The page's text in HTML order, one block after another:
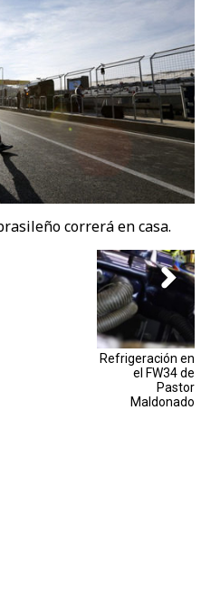
correrá en casa.
Refrigeración en
el FW34 de
Pastor
Maldonado